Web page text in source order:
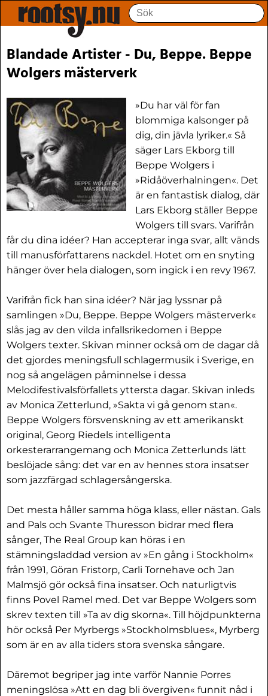
Blandade Artister - Du, Beppe. Beppe
Wolgers mästerverk
»Du har väl för fan
blommiga kalsonger på
dig, din jävla lyriker.« Så
säger Lars Ekborg till
Beppe Wolgers i
»Ridåöverhalningen«. Det
är en fantastisk dialog, där
Lars Ekborg ställer Beppe
Wolgers till svars. Varifrån
får du dina idéer? Han accepterar inga svar, allt vänds
till manusförfattarens nackdel. Hotet om en snyting
hänger över hela dialogen, som ingick i en revy 1967.
Varifrån fick han sina idéer? När jag lyssnar på
samlingen »Du, Beppe. Beppe Wolgers mästerverk«
slås jag av den vilda infallsrikedomen i Beppe
Wolgers texter. Skivan minner också om de dagar då
det gjordes meningsfull schlagermusik i Sverige, en
nog så angelägen påminnelse i dessa
Melodifestivalsförfallets yttersta dagar. Skivan inleds
av Monica Zetterlund, »Sakta vi gå genom stan«.
Beppe Wolgers försvenskning av ett amerikanskt
original, Georg Riedels intelligenta
orkesterarrangemang och Monica Zetterlunds lätt
beslöjade sång: det var en av hennes stora insatser
som jazzfärgad schlagersångerska.
Det mesta håller samma höga klass, eller nästan. Gals
and Pals och Svante Thuresson bidrar med flera
sånger, The Real Group kan höras i en
stämningsladdad version av »En gång i Stockholm«
från 1991, Göran Fristorp, Carli Tornehave och Jan
Malmsjö gör också fina insatser. Och naturligtvis
finns Povel Ramel med. Det var Beppe Wolgers som
skrev texten till »Ta av dig skorna«. Till höjdpunkterna
hör också Per Myrbergs »Stockholmsblues«, Myrberg
som är en av alla tiders stora svenska sångare.
Däremot begriper jag inte varför Nannie Porres
meningslösa »Att en dag bli övergiven« funnit nåd i